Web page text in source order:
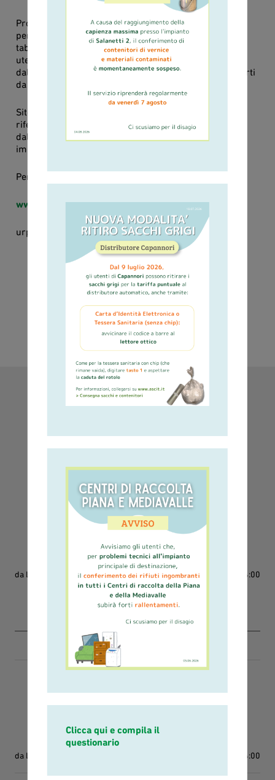
Clicca qui e compila il
questionario
Proseguendo in quest’ottica, il nuovo sito web è stato
pensato per una navigazione multi-device (da mobile,
tablet e desktop), facile da navigare e permette agli
utenti un accesso diretto alle informazioni necessarie:
dalla raccolta porta a porta ai servizi commerciali offerti
da Ascit.
Sito e App di Ascit diventano quindi due punti di
riferimento per i cittadini e le imprese serviti
dall’azienda per poter disporre di informazioni
immediate, corrette e utili.
Per info:
www.ascit.it
urp@ascit.it
SERVIZI IN EVIDENZA
Servizi di raccolta
800-942951
da Lunedì a Sabato dalle 8:00 alle 14:00
Inviare i moduli tramite fax o tramite email
fax 0583436030
urp@ascit.it
da Lunedì a Sabato dalle 8:00 alle 14:00